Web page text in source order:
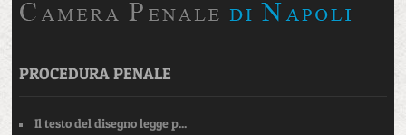
PROCEDURA PENALE
Il testo del disegno legge p...